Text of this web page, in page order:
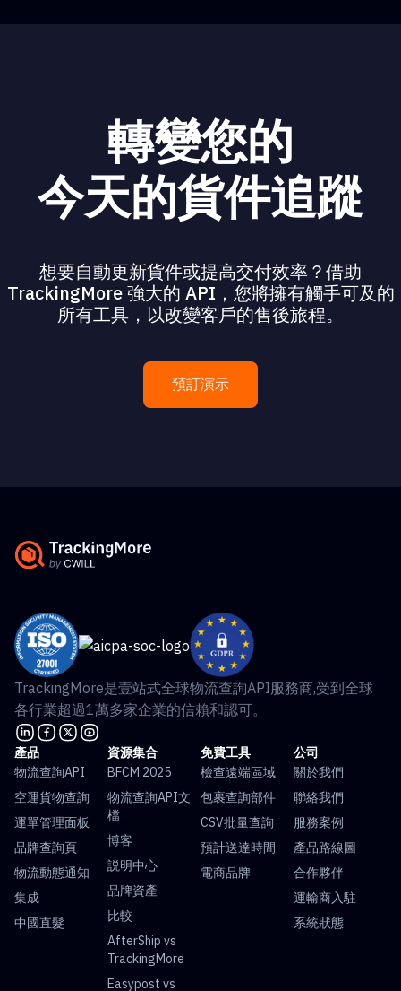
轉變您的
今天的貨件追蹤
想要自動更新貨件或提高交付效率？借助
TrackingMore 強大的 API，您將擁有觸手可及的
所有工具，以改變客戶的售後旅程。
預訂演示
TrackingMore是壹站式全球物流查詢API服務商,受到全球
各行業超過1萬多家企業的信賴和認可。
產品
物流查詢API
空運貨物查詢
運單管理面板
品牌查詢頁
物流動態通知
集成
中國直髮
資源集合
BFCM 2025
物流查詢API文
檔
博客
説明中心
品牌資產
比較
AfterShip vs
TrackingMore
Easypost vs
免費工具
檢查遠端區域
包裹查詢部件
CSV批量查詢
預計送達時間
電商品牌
公司
關於我們
聯絡我們
服務案例
產品路線圖
合作夥伴
運輸商入駐
系統狀態